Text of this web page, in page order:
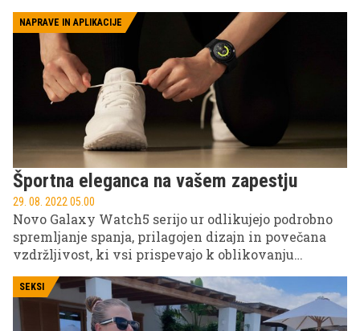
potrebno na novo sezono kolesarjenja dobro
pripraviti – ali veste, kako?
NAPRAVE IN APLIKACIJE
Športna eleganca na vašem zapestju
29. 08. 2022 05.00
Novo Galaxy Watch5 serijo ur odlikujejo podrobno
spremljanje spanja, prilagojen dizajn in povečana
vzdržljivost, ki vsi prispevajo k oblikovanju
vsakodnevnih navad za boljše zdravje in počutje.
Hkrati pa je odličen moden dodatek za vsakega
pravega moškega.
SEKSI